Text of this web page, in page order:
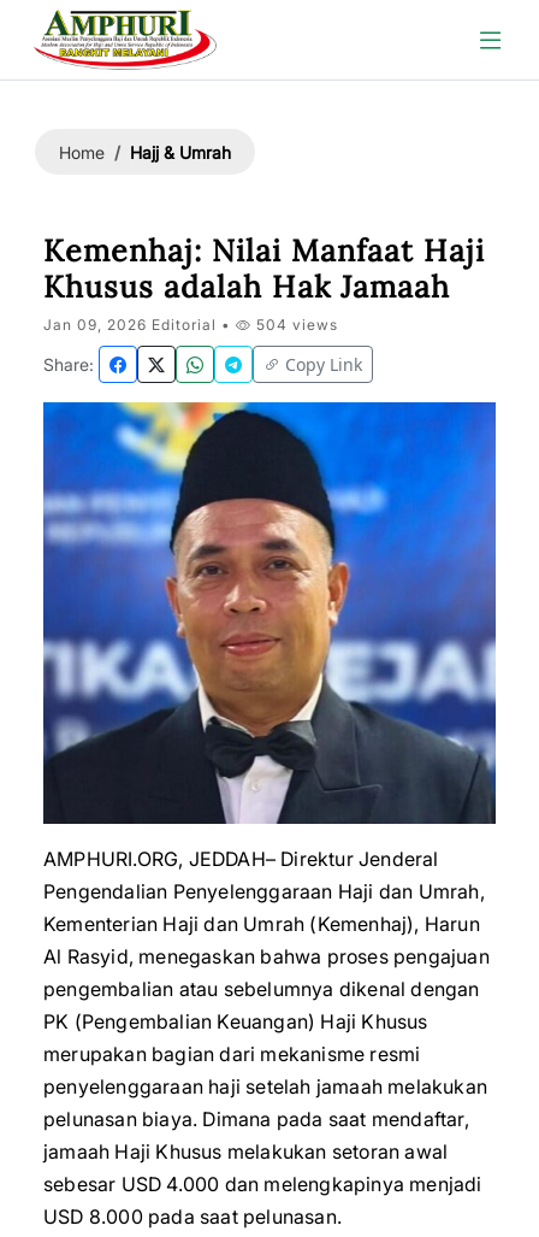
Home Hajj & Umrah
Kemenhaj: Nilai Manfaat Haji
Khusus adalah Hak Jamaah
Jan 09, 2026 Editorial • 504 views
Share: Copy Link
AMPHURI.ORG, JEDDAH– Direktur Jenderal
Pengendalian Penyelenggaraan Haji dan Umrah,
Kementerian Haji dan Umrah (Kemenhaj), Harun
Al Rasyid, menegaskan bahwa proses pengajuan
pengembalian atau sebelumnya dikenal dengan
PK (Pengembalian Keuangan) Haji Khusus
merupakan bagian dari mekanisme resmi
penyelenggaraan haji setelah jamaah melakukan
pelunasan biaya. Dimana pada saat mendaftar,
jamaah Haji Khusus melakukan setoran awal
sebesar USD 4.000 dan melengkapinya menjadi
USD 8.000 pada saat pelunasan.